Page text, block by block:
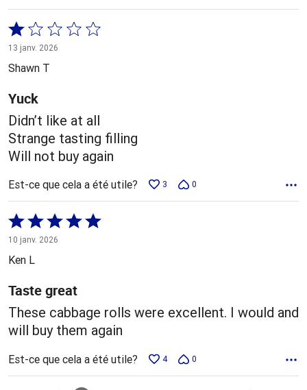
Coté
1 sur
5
13 janv. 2026
Shawn T
Yuck
Didn’t like at all
Strange tasting filling
Will not buy again
Est-ce que cela a été utile? 3 0
Coté
5 sur
5
10 janv. 2026
Ken L
Taste great
These cabbage rolls were excellent. I would and
will buy them again
Est-ce que cela a été utile? 4 0